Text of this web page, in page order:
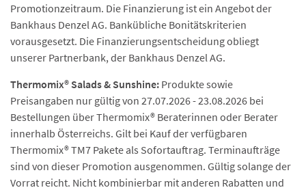
Promotionzeitraum. Die Finanzierung ist ein Angebot der
Bankhaus Denzel AG. Bankübliche Bonitätskriterien
vorausgesetzt. Die Finanzierungsentscheidung obliegt
unserer Partnerbank, der Bankhaus Denzel AG.
Thermomix® Salads & Sunshine: Produkte sowie
Preisangaben nur gültig von 27.07.2026 - 23.08.2026 bei
Bestellungen über Thermomix® Beraterinnen oder Berater
innerhalb Österreichs. Gilt bei Kauf der verfügbaren
Thermomix® TM7 Pakete als Sofortauftrag. Terminaufträge
sind von dieser Promotion ausgenommen. Gültig solange der
Vorrat reicht. Nicht kombinierbar mit anderen Rabatten und